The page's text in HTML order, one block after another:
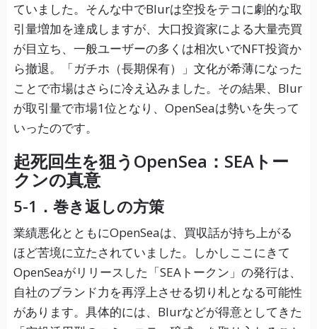
ていました。そんな中でBlurは空投をテコに劇的な取
引量増加を達成しますが、大口投資家による大量売買
が目立ち、一般ユーザーの多くは相次いでNFT投資か
ら撤退。「ガチホ（長期保有）」文化が希薄になった
ことで市場はさらに冷え込みました。その結果、Blur
が取引量で市場1位となり、OpenSeaは勢いを失って
いったのです。
起死回生を狙うOpenSea：SEAトー
クンの真意
5-1．巻き返しの方策
業績悪化とともにOpenSeaは、買収話が持ち上がる
ほど苦境に立たされていました。しかしここにきて
OpenSeaがリリースした「SEAトークン」の発行は、
自社のブランド力を再浮上させる切り札となる可能性
があります。具体的には、Blurなどが得意としてきた